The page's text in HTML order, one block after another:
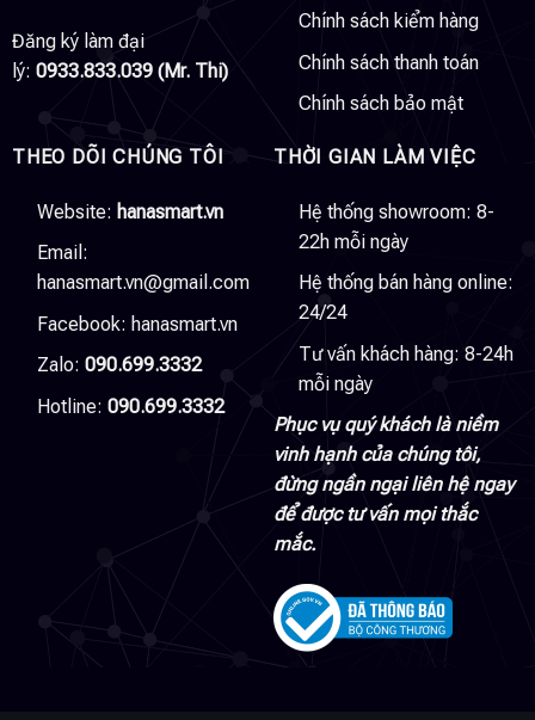
Đăng ký làm đại
lý: 0933.833.039 (Mr. Thi)
Chính sách kiểm hàng
Chính sách thanh toán
Chính sách bảo mật
THEO DÕI CHÚNG TÔI
Website: hanasmart.vn
Email:
hanasmart.vn@gmail.com
Facebook: hanasmart.vn
Zalo: 090.699.3332
Hotline: 090.699.3332
THỜI GIAN LÀM VIỆC
Hệ thống showroom: 8-
22h mỗi ngày
Hệ thống bán hàng online:
24/24
Tư vấn khách hàng: 8-24h
mỗi ngày
Phục vụ quý khách là niềm
vinh hạnh của chúng tôi,
đừng ngần ngại liên hệ ngay
để được tư vấn mọi thắc
mắc.